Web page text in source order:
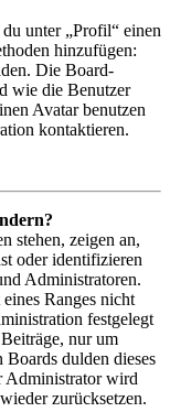
unter „Profil“ einen
hinzufügen:
Die Board-
wie die Benutzer
Avatar benutzen
kontaktieren.
stehen, zeigen an,
oder identifizieren
Administratoren.
Ranges nicht
festgelegt
nur um
dulden dieses
Administrator wird
zurücksetzen.